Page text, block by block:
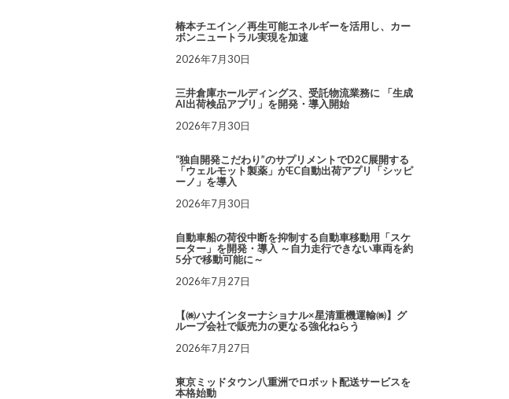
椿本チエイン／再生可能エネルギーを活用し、カー
ボンニュートラル実現を加速
2026年7月30日
三井倉庫ホールディングス、受託物流業務に 「生成
AI出荷検品アプリ」を開発・導入開始
2026年7月30日
“独自開発こだわり”のサプリメントでD2C展開する
「ウェルモット製薬」がEC自動出荷アプリ「シッピ
ーノ」を導入
2026年7月30日
自動車船の荷役中断を抑制する自動車移動用「スケ
ーター」を開発・導入 ～自力走行できない車両を約
5分で移動可能に～
2026年7月27日
【㈱ハナインターナショナル×星清重機運輸㈱】グ
ループ会社で販売力の更なる強化ねらう
2026年7月27日
東京ミッドタウン八重洲でロボット配送サービスを
本格始動